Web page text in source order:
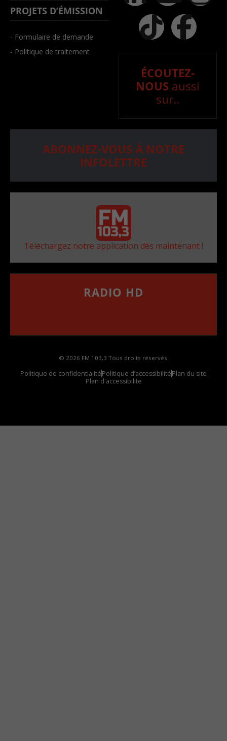
PROJETS D’ÉMISSION
- Formulaire de demande
- Politique de traitement
ÉCOUTEZ-
NOUS aussi
sur..
ABONNEZ-VOUS À NOTRE
INFOLETTRE
Téléchargez notre application dès maintenant !
RADIO HD
© 2026 FM 103,3 Tous droits réservés.
Politique de confidentialitéPolitique d’accessibilitéPlan du site
Plan d'accessibilite